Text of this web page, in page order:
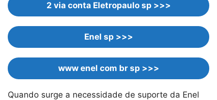
2 via conta Eletropaulo sp >>>
Enel sp >>>
www enel com br sp >>>
Quando surge a necessidade de suporte da Enel